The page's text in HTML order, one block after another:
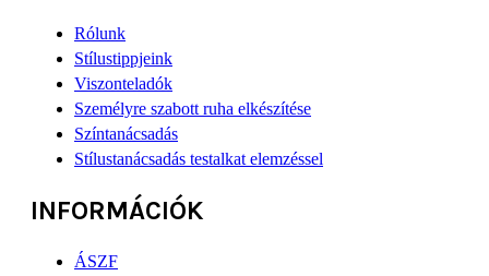
Rólunk
Stílustippjeink
Viszonteladók
Személyre szabott ruha elkészítése
Színtanácsadás
Stílustanácsadás testalkat elemzéssel
INFORMÁCIÓK
ÁSZF